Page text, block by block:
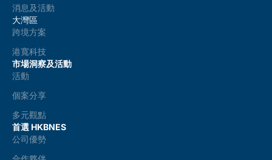
消息及活動
大灣區
跨境方案
港寬科技
市場洞察及活動
活動
個案分享
多元觀點
首選 HKBNES
公司優勢